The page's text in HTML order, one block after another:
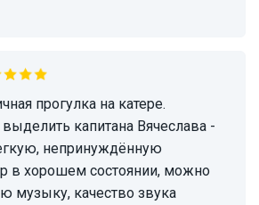
капитана Вячеслава -
непринуждённую
в хорошем состоянии, можно
музыку, качество звука